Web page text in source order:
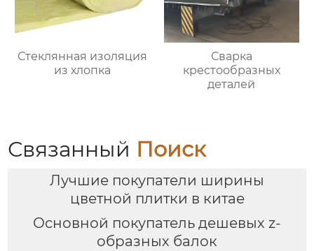
Стеклянная изоляция
из хлопка
Сварка
крестообразных
деталей
Связанный Поиск
Лучшие покупатели ширины
цветной плитки в китае
Основной покупатель дешевых z-
образных балок